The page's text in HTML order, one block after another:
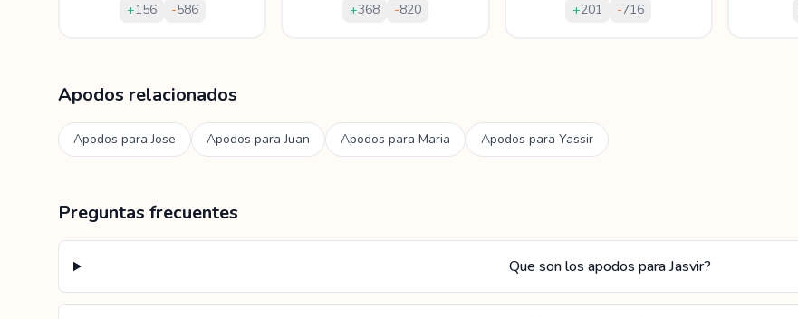
+156 -586 +368 -820 +201 -716
Apodos relacionados
Apodos paraJose Apodos paraJuan Apodos para Maria Apodos para Yassir
Preguntas frecuentes
Que son los apodos para Jasvir?